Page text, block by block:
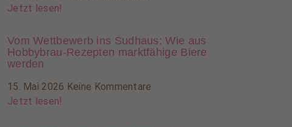
Jetzt lesen!
Vom Wettbewerb ins Sudhaus: Wie aus
Hobbybrau-Rezepten marktfähige Biere
werden
15. Mai 2026 Keine Kommentare
Jetzt lesen!